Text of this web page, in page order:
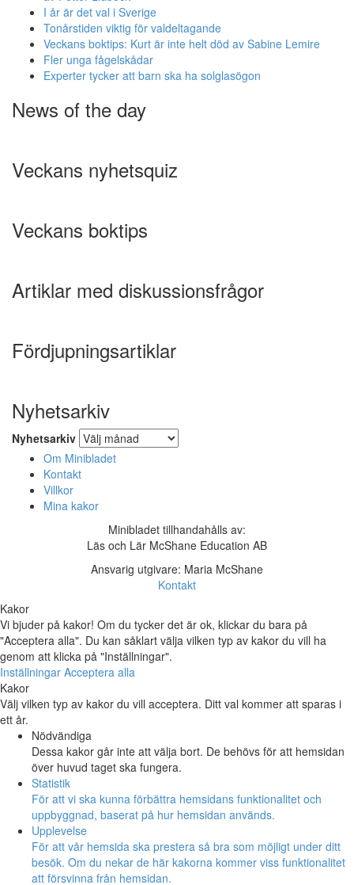
I år är det val i Sverige
Tonårstiden viktig för valdeltagande
Veckans boktips: Kurt är inte helt död av Sabine Lemire
Fler unga fågelskådar
Experter tycker att barn ska ha solglasögon
News of the day
Veckans nyhetsquiz
Veckans boktips
Artiklar med diskussionsfrågor
Fördjupningsartiklar
Nyhetsarkiv
Nyhetsarkiv
Om Minibladet
Kontakt
Villkor
Mina kakor
Minibladet tillhandahålls av:
Läs och Lär McShane Education AB
Ansvarig utgivare: Maria McShane
Kontakt
Kakor
Vi bjuder på kakor! Om du tycker det är ok, klickar du bara på
"Acceptera alla". Du kan såklart välja vilken typ av kakor du vill ha
genom att klicka på "Inställningar".
Inställningar Acceptera alla
Kakor
Välj vilken typ av kakor du vill acceptera. Ditt val kommer att sparas i
ett år.
Nödvändiga
Dessa kakor går inte att välja bort. De behövs för att hemsidan
över huvud taget ska fungera.
Statistik
För att vi ska kunna förbättra hemsidans funktionalitet och
uppbyggnad, baserat på hur hemsidan används.
Upplevelse
För att vår hemsida ska prestera så bra som möjligt under ditt
besök. Om du nekar de här kakorna kommer viss funktionalitet
att försvinna från hemsidan.